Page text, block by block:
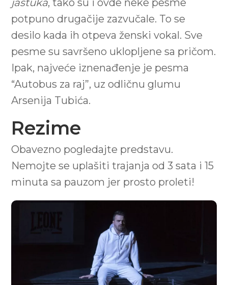
jastuka, tako su i ovde neke pesme
potpuno drugačije zazvučale. To se
desilo kada ih otpeva ženski vokal. Sve
pesme su savršeno uklopljene sa pričom.
Ipak, najveće iznenađenje je pesma
“Autobus za raj”, uz odličnu glumu
Arsenija Tubića.
Rezime
Obavezno pogledajte predstavu.
Nemojte se uplašiti trajanja od 3 sata i 15
minuta sa pauzom jer prosto proleti!